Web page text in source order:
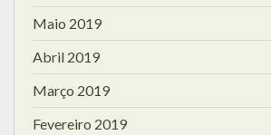
Maio 2019
Abril 2019
Março 2019
Fevereiro 2019